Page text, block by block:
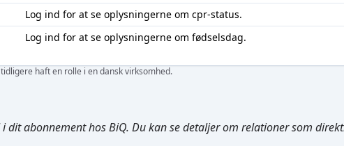
Log ind for at se oplysningerne om cpr-status.
Log ind for at se oplysningerne om fødselsdag.
haft en rolle i en dansk virksomhed.
abonnement hos BiQ. Du kan se detaljer om relationer som